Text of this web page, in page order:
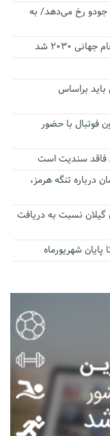
جودو رخ می‌دهد/ به
۲۰۳۰ شد
باید براساس
فوتبال با حضور
فاقد سندیت است
درباره تنگه هرمز،
گیلان نسبت به دریافت